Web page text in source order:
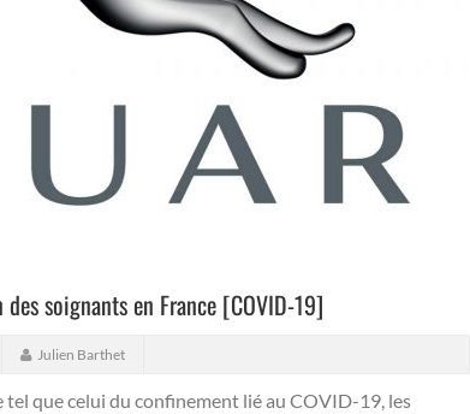
soignants en France [COVID-19]
Julien Barthet
tel que celui du confinement lié au COVID-19, les